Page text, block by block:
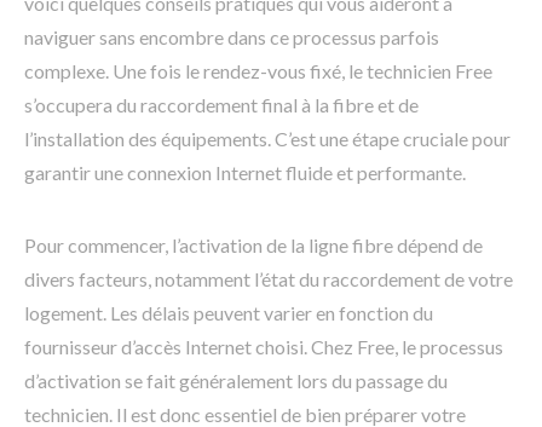
naviguer sans encombre dans ce processus parfois
complexe. Une fois le rendez-vous fixé, le technicien Free
s’occupera du raccordement final à la fibre et de
l’installation des équipements. C’est une étape cruciale pour
garantir une connexion Internet fluide et performante.
Pour commencer, l’activation de la ligne fibre dépend de
divers facteurs, notamment l’état du raccordement de votre
logement. Les délais peuvent varier en fonction du
fournisseur d’accès Internet choisi. Chez Free, le processus
d’activation se fait généralement lors du passage du
technicien. Il est donc essentiel de bien préparer votre